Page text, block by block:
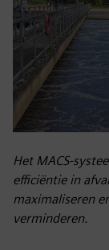
Het MACS-
efficiëntie in
maximaliseren
verminderen.